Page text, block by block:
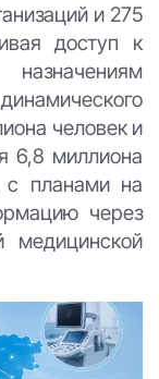
и 275
доступ к
человек и
6,8 миллиона
планами на
через
медицинской